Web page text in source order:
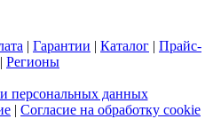
| Гарантии | Каталог | Прайс-
| Регионы
персональных данных
| Согласие на обработку cookie